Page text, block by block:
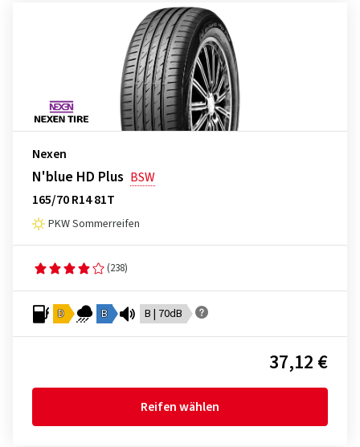
Nexen
N'blue HD Plus BSW
165/70 R14 81T
PKW Sommerreifen
(238)
D B B | 70dB
37,12 €
Reifen wählen